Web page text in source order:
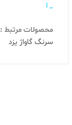
_ ا
محصولات مرتبط :
سرنگ گاواژ یزد